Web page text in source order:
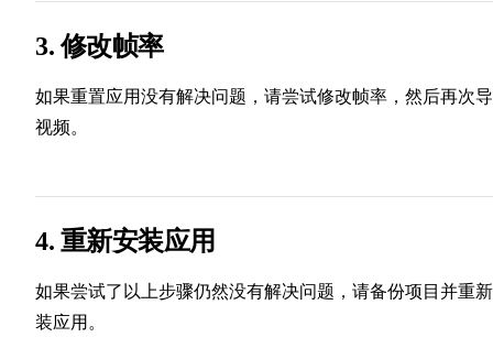
3. 修改帧率
如果重置应用没有解决问题，请尝试修改帧率，然后再次
视频。
4. 重新安装应用
如果尝试了以上步骤仍然没有解决问题，请备份项目并重
装应用。